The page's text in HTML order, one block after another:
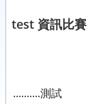
test 資訊比賽
..........測試